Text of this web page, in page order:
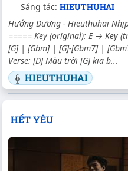
Sáng tác: HIEUTHUHAI
Hướng Dương - Hieuthuhai
===== Key (original): E → Key
[G] | [Gbm] | [G]-[Gbm7] |
Verse: [D] Màu trời [G] kia b...
HIEUTHUHAI
HẾT YÊU